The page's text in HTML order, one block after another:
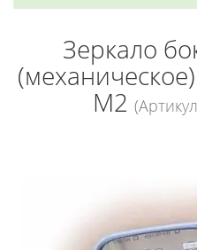
Зеркало
M2